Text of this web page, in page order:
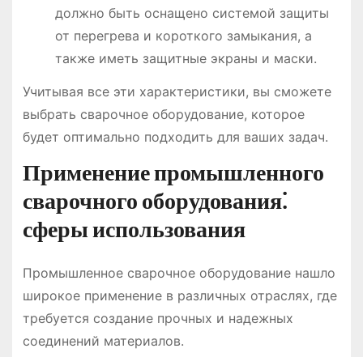
должно быть оснащено системой защиты
от перегрева и короткого замыкания, а
также иметь защитные экраны и маски.
Учитывая все эти характеристики, вы сможете
выбрать сварочное оборудование, которое
будет оптимально подходить для ваших задач.
Применение промышленного
сварочного оборудования⁚
сферы использования
Промышленное сварочное оборудование нашло
широкое применение в различных отраслях, где
требуется создание прочных и надежных
соединений материалов.